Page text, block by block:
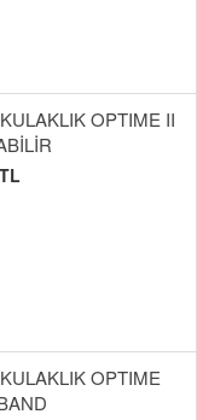
OPTIME II
OPTIME